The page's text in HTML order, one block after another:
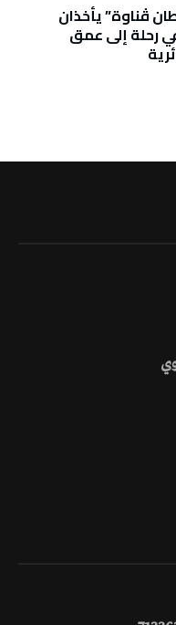
ڤناوة” يأخذان
رحلة إلى عمق